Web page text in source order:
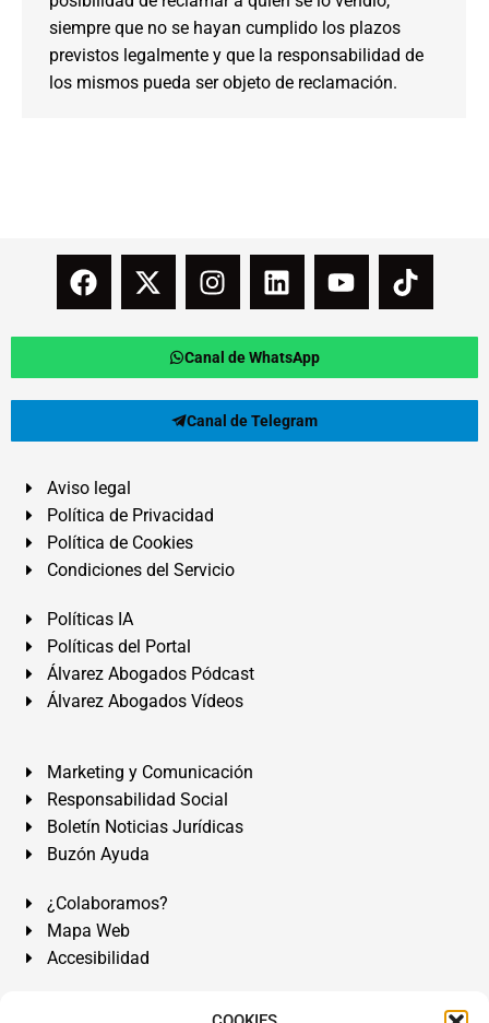
siempre que no se hayan cumplido los plazos
previstos legalmente y que la responsabilidad de
los mismos pueda ser objeto de reclamación.
Canal de WhatsApp
Canal de Telegram
Aviso legal
Política de Privacidad
Política de Cookies
Condiciones del Servicio
Políticas IA
Políticas del Portal
Álvarez Abogados Pódcast
Álvarez Abogados Vídeos
Marketing y Comunicación
Responsabilidad Social
Boletín Noticias Jurídicas
Buzón Ayuda
¿Colaboramos?
Mapa Web
Accesibilidad
Álvarez Abogados Tenerife:Calle Teobaldo Power Nº 7,